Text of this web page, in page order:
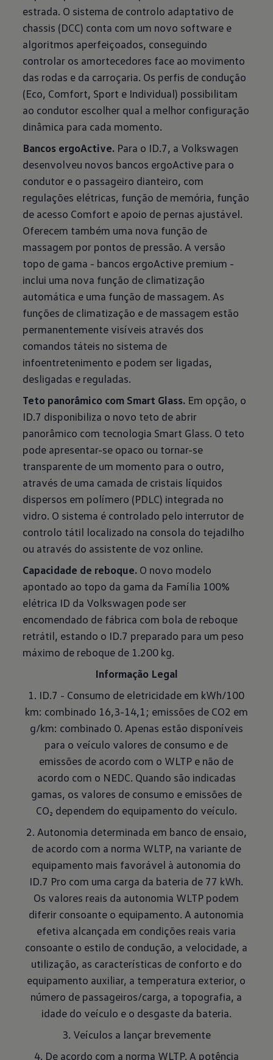
estrada. O sistema de controlo adaptativo de
chassis (DCC) conta com um novo software e
algoritmos aperfeiçoados, conseguindo
controlar os amortecedores face ao movimento
das rodas e da carroçaria. Os perfis de condução
(Eco, Comfort, Sport e Individual) possibilitam
ao condutor escolher qual a melhor configuração
dinâmica para cada momento.
Bancos ergoActive. Para o ID.7, a Volkswagen
desenvolveu novos bancos ergoActive para o
condutor e o passageiro dianteiro, com
regulações elétricas, função de memória, função
de acesso Comfort e apoio de pernas ajustável.
Oferecem também uma nova função de
massagem por pontos de pressão. A versão
topo de gama - bancos ergoActive premium -
inclui uma nova função de climatização
automática e uma função de massagem. As
funções de climatização e de massagem estão
permanentemente visíveis através dos
comandos táteis no sistema de
infoentretenimento e podem ser ligadas,
desligadas e reguladas.
Teto panorâmico com Smart Glass. Em opção, o
ID.7 disponibiliza o novo teto de abrir
panorâmico com tecnologia Smart Glass. O teto
pode apresentar-se opaco ou tornar-se
transparente de um momento para o outro,
através de uma camada de cristais líquidos
dispersos em polímero (PDLC) integrada no
vidro. O sistema é controlado pelo interrutor de
controlo tátil localizado na consola do tejadilho
ou através do assistente de voz online.
Capacidade de reboque. O novo modelo
apontado ao topo da gama da Família 100%
elétrica ID da Volkswagen pode ser
encomendado de fábrica com bola de reboque
retrátil, estando o ID.7 preparado para um peso
máximo de reboque de 1.200 kg.
Informação Legal
1. ID.7 - Consumo de eletricidade em kWh/100
km: combinado 16,3-14,1; emissões de CO2 em
g/km: combinado 0. Apenas estão disponíveis
para o veículo valores de consumo e de
emissões de acordo com o WLTP e não de
acordo com o NEDC. Quando são indicadas
gamas, os valores de consumo e emissões de
CO₂ dependem do equipamento do veículo.
2. Autonomia determinada em banco de ensaio,
de acordo com a norma WLTP, na variante de
equipamento mais favorável à autonomia do
ID.7 Pro com uma carga da bateria de 77 kWh.
Os valores reais da autonomia WLTP podem
diferir consoante o equipamento. A autonomia
efetiva alcançada em condições reais varia
consoante o estilo de condução, a velocidade, a
utilização, as características de conforto e do
equipamento auxiliar, a temperatura exterior, o
número de passageiros/carga, a topografia, a
idade do veículo e o desgaste da bateria.
3. Veículos a lançar brevemente
4. De acordo com a norma WLTP. A potência